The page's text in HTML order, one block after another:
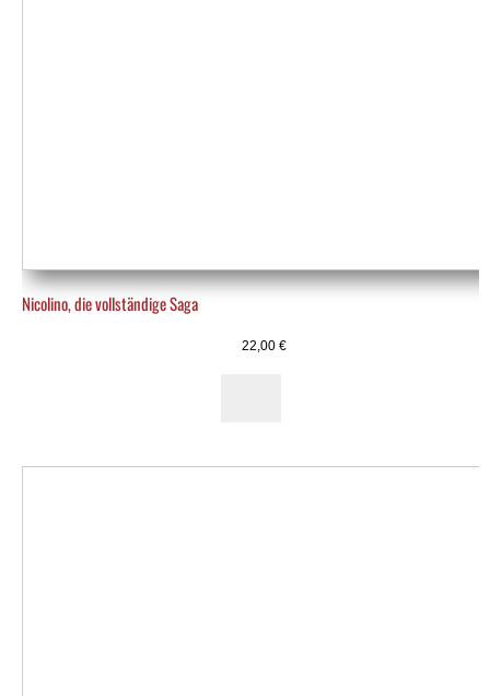
Nicolino, die vollständige Saga
22,00 €